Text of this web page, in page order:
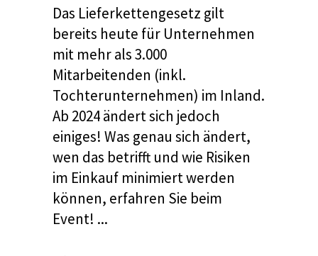
Das Lieferkettengesetz gilt
bereits heute für Unternehmen
mit mehr als 3.000
Mitarbeitenden (inkl.
Tochterunternehmen) im Inland.
Ab 2024 ändert sich jedoch
einiges! Was genau sich ändert,
wen das betrifft und wie Risiken
im Einkauf minimiert werden
können, erfahren Sie beim
Event!